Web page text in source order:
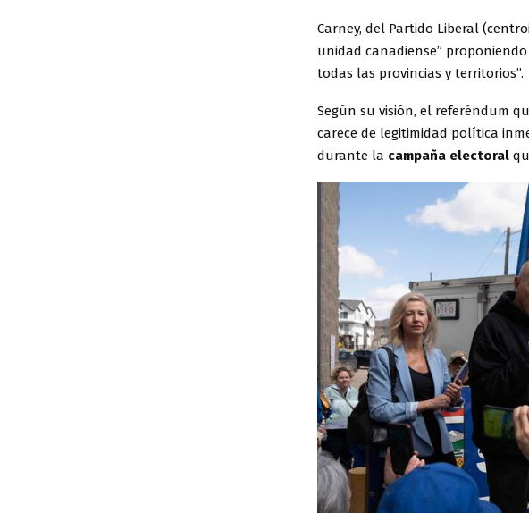
Carney, del Partido Liberal
unidad canadiense”
todas las provincias y territorios”.
Según su visión, el referéndum
carece de legitimidad política
durante la campaña electoral